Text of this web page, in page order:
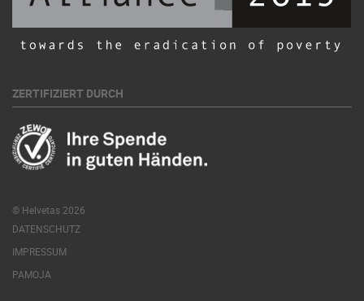
ZERTIFIZIERT DURCH
© Helvetas 2026
DATENSCHUTZ
IMPRESSUM
PAMOJA